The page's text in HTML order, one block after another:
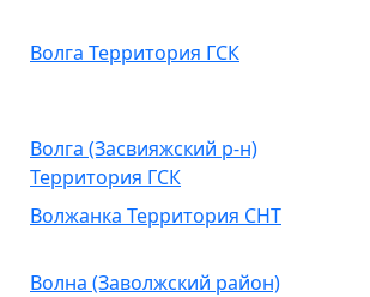
Волга Территория ГСК
Волга (Засвияжский р-н)
Территория ГСК
Волжанка Территория СНТ
Волна (Заволжский район)